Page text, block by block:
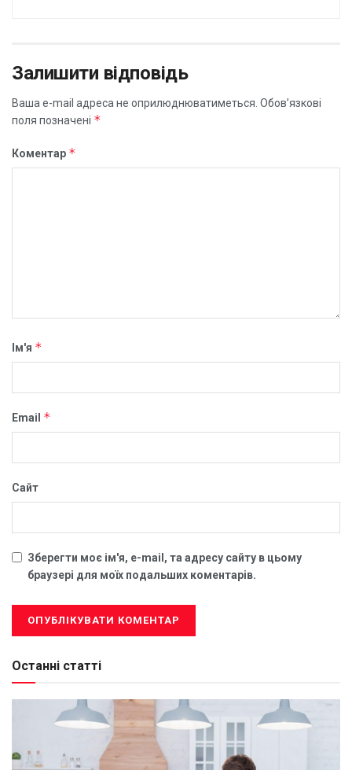
Залишити відповідь
Ваша e-mail адреса не оприлюднюватиметься. Обов’язкові
поля позначені *
Коментар *
Ім'я *
Email *
Сайт
Зберегти моє ім'я, e-mail, та адресу сайту в цьому
браузері для моїх подальших коментарів.
Останні статті